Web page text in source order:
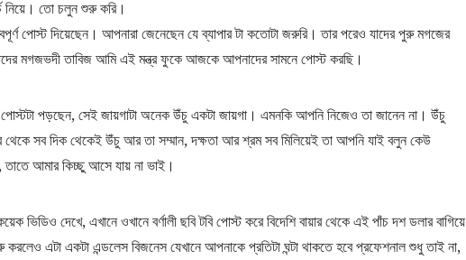
নিয়ে। তো চলুন শুরু করি।
পোস্ট দিয়েছেন। আপনারা জেনেছেন যে ব্যাপার টা কতোটা জরুরি। তার পরেও যাদের পুরু মগজের
মগজভদী তাবিজ আমি এই মন্ত্র ফুকে আজকে আপনাদের সামনে পোস্ট করছি।
পড়ছেন, সেই জায়গাটা অনেক উঁচু একটা জায়গা। এমনকি আপনি নিজেও তা জানেন না। উঁচু
থেকে সব দিক থেকেই উঁচু আর তা সম্মান, দক্ষতা আর শ্রম সব মিলিয়েই তা আপনি যাই বলুন কেউ
তাতে আমার কিচ্ছু আসে যায় না ভাই।
ভিডিও দেখে, এখানে ওখানে বর্ণালী ছবি টবি পোস্ট করে বিদেশি বায়ার থেকে এই পাঁচ দশ ডলার বাগিয়ে
এটা একটা এন্ডলেস বিজনেস যেখানে আপনাকে প্রতিটা ঘন্টা থাকতে হবে প্রফেশনাল শুধু তাই না,